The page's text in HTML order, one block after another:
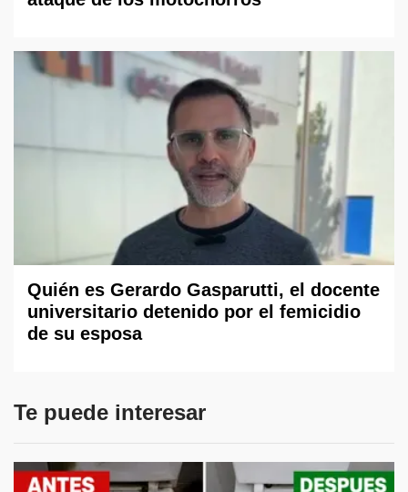
Quién es Gerardo Gasparutti, el docente
universitario detenido por el femicidio
de su esposa
Te puede interesar